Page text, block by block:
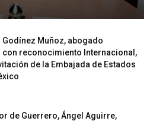
Godínez Muñoz, abogado
con reconocimiento Internacional,
de la Embajada de Estados
de Guerrero, Ángel Aguirre,